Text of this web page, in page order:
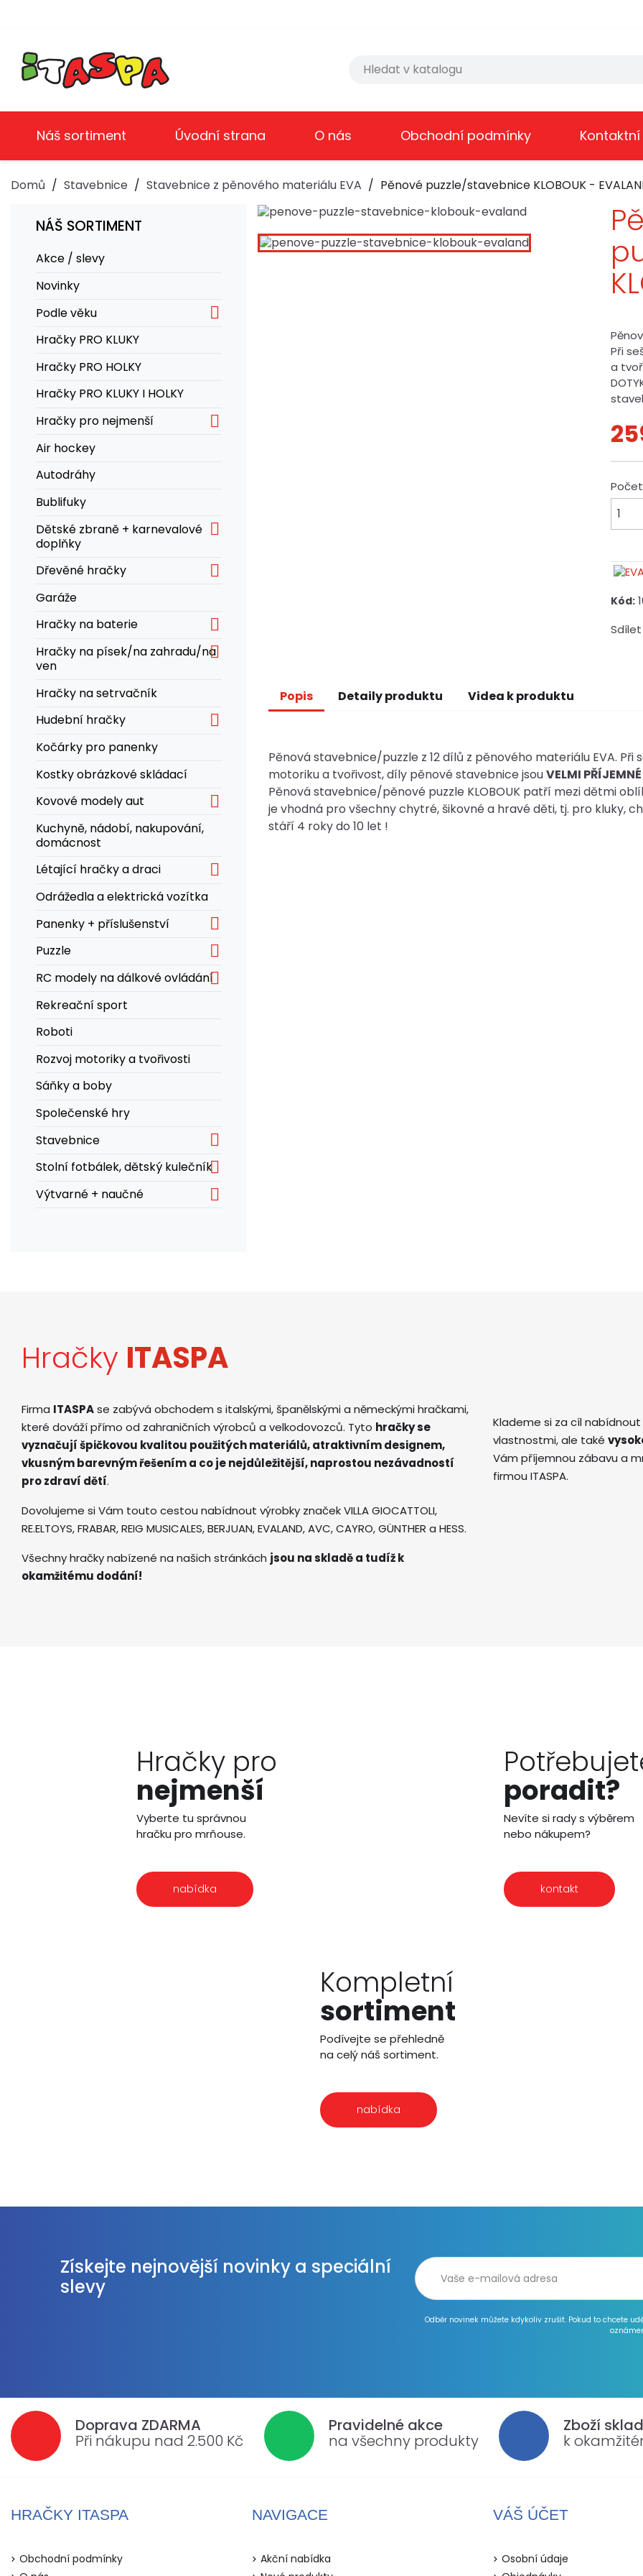
Náš sortiment Úvodní strana O nás Obchodní podmínky
Domů Stavebnice Stavebnice z pěnového materiálu EVA Pěnové puzzle/stavebnice KLOBOUK -
NÁŠ SORTIMENT
Akce / slevy
Novinky
Podle věku

Hračky PRO KLUKY
Hračky PRO HOLKY
Hračky PRO KLUKY I HOLKY
Hračky pro nejmenší

Air hockey
Autodráhy
Bublifuky
Dětské zbraně + karnevalové
doplňky

Dřevěné hračky 
Garáže
Hračky na baterie

Hračky na písek/na zahradu/na
ven

Hračky na setrvačník
Hudební hračky

Kočárky pro panenky
Kostky obrázkové skládací
Kovové modely aut

Kuchyně, nádobí, nakupování,
domácnost
Létající hračky a draci

Odrážedla a elektrická vozítka
Panenky + příslušenství

Puzzle 
RC modely na dálkové ovládání
Rekreační sport
Roboti
Rozvoj motoriky a tvořivosti
Sáňky a boby
Společenské hry
Stavebnice

Stolní fotbálek, dětský kulečník
Výtvarné + naučné 
Při
a
Počet
Kód:
Sdílet
Popis Detaily produktu Videa k produktu
Pěnová stavebnice/puzzle z 12 dílů z pěnového materiálu EVA.
motoriku a tvořivost, díly pěnové stavebnice jsouVELMI
Pěnová stavebnice/pěnové puzzle KLOBOUK patří mezi dětmi
je vhodná pro všechny chytré, šikovné a hravé děti, tj. pro kluky,
stáří 4 roky do 10 let !
Hračky ITASPA
Firma ITASPAse zabývá obchodem s italskými, španělskými a německými hračkami,
které dováží přímo od zahraničních výrobců a velkodovozců. Tyto hračky se
vyznačují špičkovou kvalitou použitých materiálů, atraktivním designem,
vkusným barevným řešením a co je nejdůležitější, naprostou nezávadností
pro zdraví dětí.
Dovolujeme si Vám touto cestou nabídnout výrobky značek VILLA GIOCATTOLI,
RE.ELTOYS, FRABAR, REIG MUSICALES, BERJUAN, EVALAND, AVC, CAYRO, GÜNTHER a HESS.
Všechny hračky nabízené na našich stránkách jsou na skladě a tudíž k
okamžitému dodání!
Klademe si za cíl
vlastnostmi, ale také
Vám příjemnou zábavu a
firmou ITASPA.
Hračky pro
nejmenší
Vyberte tu správnou
hračku pro mrňouse.
nabídka
poradit?
Nevíte si rady s výběrem
nebo nákupem?
kontakt
Kompletní
sortiment
Podívejte se přehledně
na celý náš sortiment.
nabídka
Získejte nejnovější novinky a speciální
slevy
Odběr novinek můžete kdykoliv zrušit. Pokud to chcete
Doprava ZDARMA
Při nákupu nad 2.500 Kč
Pravidelné akce
na všechny produkty
Zboží
k
HRAČKY ITASPA
Obchodní podmínky
NAVIGACE
Akční nabídka
VÁŠ ÚČET
Osobní údaje